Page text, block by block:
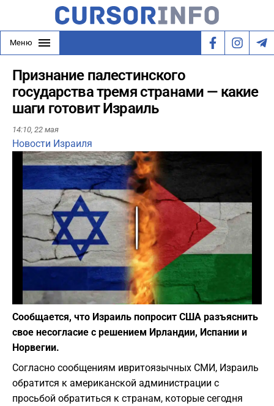
Меню
Признание палестинского
государства тремя странами — какие
шаги готовит Израиль
14:10, 22 мая
Новости Израиля
Play
Фото: depositphotos.com
Сообщается, что Израиль попросит США разъяснить
свое несогласие с решением Ирландии, Испании и
Норвегии.
Согласно сообщениям ивритоязычных СМИ, Израиль
обратится к американской администрации с
просьбой обратиться к странам, которые сегодня